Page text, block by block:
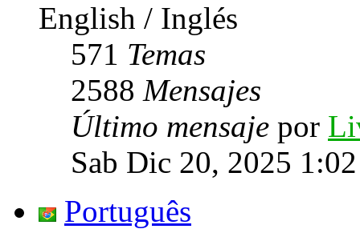
English / Inglés
571 Temas
2588 Mensajes
Último mensaje por
Sab Dic 20, 2025
Português